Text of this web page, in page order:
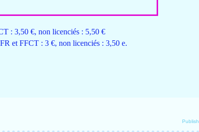
: 3,50 €, non licenciés : 5,50 €
et FFCT : 3 €, non licenciés : 3,50 e.